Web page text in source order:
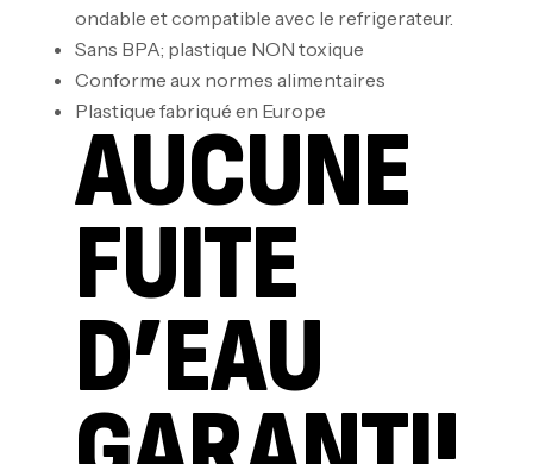
ondable et compatible avec le refrigerateur.
Sans BPA; plastique NON toxique
Conforme aux normes alimentaires
Plastique fabriqué en Europe
AUCUNE
FUITE
D’EAU